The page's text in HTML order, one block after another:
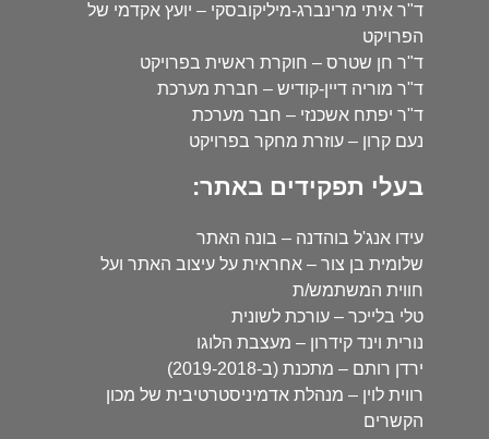
ד"ר איתי מרינברג-מיליקובסקי – יועץ אקדמי של
הפרויקט
ד"ר חן שטרס – חוקרת ראשית בפרויקט
ד"ר מוריה דיין-קודיש – חברת מערכת
ד"ר יפתח אשכנזי – חבר מערכת
נעם קרון – עוזרת מחקר בפרויקט
בעלי תפקידים באתר:
עידו אנג'ל בוהדנה – בונה האתר
שלומית בן צור – אחראית על עיצוב האתר ועל
חווית המשתמש/ת
טלי בלייכר – עורכת לשונית
נורית וינד קידרון – מעצבת הלוגו
ירדן רותם – מתכנת (ב-2019-2018)
רווית לוין – מנהלת אדמיניסטרטיבית של מכון
הקשרים